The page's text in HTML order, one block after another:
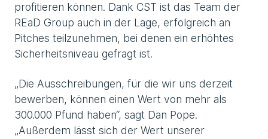
profitieren können. Dank CST ist das Team der
REaD Group auch in der Lage, erfolgreich an
Pitches teilzunehmen, bei denen ein erhöhtes
Sicherheitsniveau gefragt ist.
„Die Ausschreibungen, für die wir uns derzeit
bewerben, können einen Wert von mehr als
300.000 Pfund haben“, sagt Dan Pope.
„Außerdem lässt sich der Wert unserer